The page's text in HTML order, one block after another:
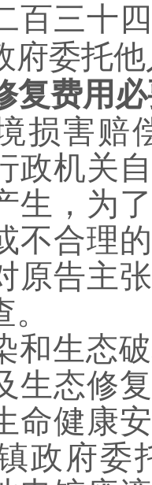
百三十
府委托
复费用
损害赔
政机关
生，为
不合理
原告主
和生态
生态修
命健康
政府委